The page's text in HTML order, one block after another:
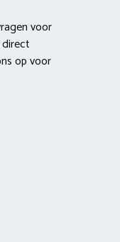
voor
op voor